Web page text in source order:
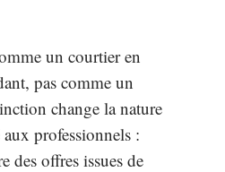
un courtier en
pas comme un
change la nature
professionnels :
des offres issues de